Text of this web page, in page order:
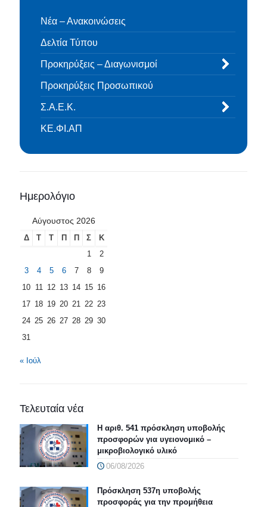
Νέα – Ανακοινώσεις
Δελτία Τύπου
Προκηρύξεις – Διαγωνισμοί
Προκηρύξεις Προσωπικού
Σ.Α.Ε.Κ.
ΚΕ.ΦΙ.ΑΠ
Ημερολόγιο
Αύγουστος 2026
Δ Τ Τ Π Π Σ
Κ
1
2
3
4 5 6 7 8
9
10 11 12 13 14 15 16
17 18 19 20 21 22 23
24 25 26 27 28 29 30
31
« Ιούλ
Τελευταία νέα
Η αριθ. 541 πρόσκληση υποβολής
προσφορών για υγειονομικό –
μικροβιολογικό υλικό
06/08/2026
Πρόσκληση 537η υποβολής
προσφοράς για την προμήθεια